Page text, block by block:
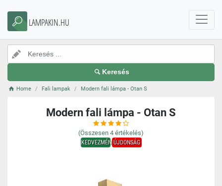
LAMPAKIN.HU
Keresés
Home Fali lampak Modern fali lámpa - Otan S
Modern fali lámpa - Otan S
(Összesen 4 értékelés)
KEDVEZMÉNYÚJDONSÁG